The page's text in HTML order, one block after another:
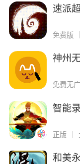
速派
免费版
神州
免费无
智能
正版 ｜
和美